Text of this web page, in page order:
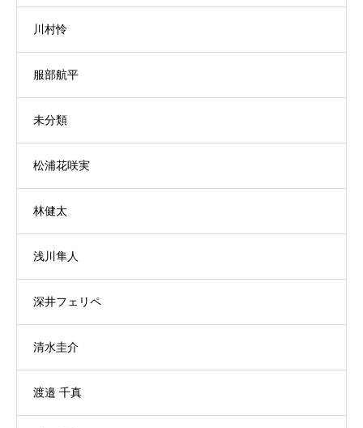
川村怜
服部航平
未分類
松浦花咲実
林健太
浅川隼人
深井フェリペ
清水圭介
渡邉 千真